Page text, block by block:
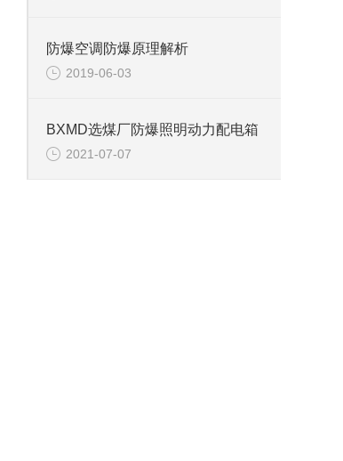
防爆空调防爆原理解析
2019-06-03
BXMD选煤厂防爆照明动力配电箱
2021-07-07